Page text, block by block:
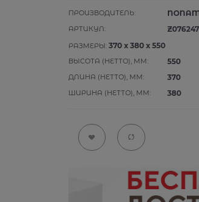
ПРОИЗВОДИТЕЛЬ:
АРТИКУЛ: Z076247
РАЗМЕРЫ: 370 x 380 x 550
ВЫСОТА (НЕТТО), ММ: 550
ДЛИНА (НЕТТО), ММ: 370
ШИРИНА (НЕТТО), ММ: 380